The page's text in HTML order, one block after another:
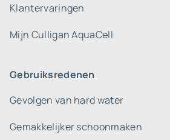
Klantervaringen
Mijn Culligan AquaCell
Gebruiksredenen
Gevolgen van hard water
Gemakkelijker schoonmaken